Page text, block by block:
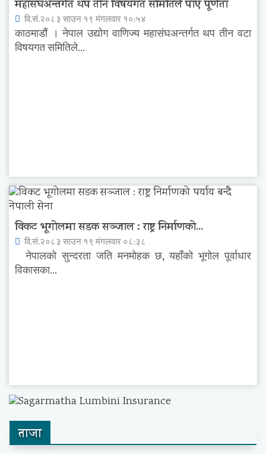
महासंघअन्तर्गत थप तीन विषयगत समितिले पाए पूर्णता
वि.सं.२०८३ साउन १९ मंगलवार १०:५४
काठमाडौं । नेपाल उद्योग वाणिज्य महासंघअन्तर्गत थप तीन वटा
विषयगत समितिले...
विकट भूगोलमा सडक सञ्जाल : राष्ट्र निर्माणको...
वि.सं.२०८३ साउन १९ मंगलवार ०८:३८
नेपालको सुन्दरता जति मनमोहक छ, यहाँको भूगोल पूर्वाधार
विकासका...
ताजा